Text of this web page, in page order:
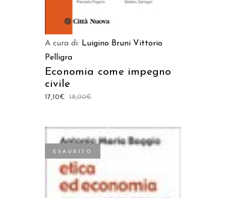
A cura di: Luigino Bruni Vittorio
Pelligra
Economia come impegno
civile
18,00€
17,10€
ESAURITO